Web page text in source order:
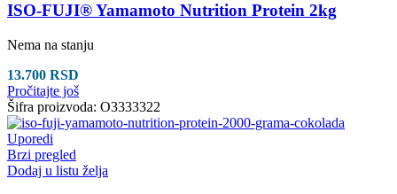
ISO-FUJI® Yamamoto Nutrition Protein 2kg
Nema na stanju
13.700 RSD
Pročitajte još
Šifra proizvoda: O3333322
Uporedi
Brzi pregled
Dodaj u listu želja